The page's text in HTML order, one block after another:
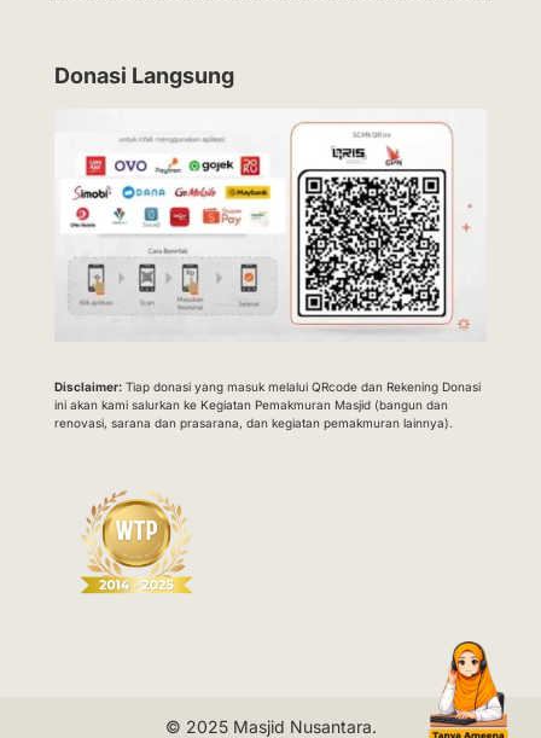
Donasi Langsung
Disclaimer:Tiap donasi yang masuk melalui QRcode dan Rekening Donasi
ini akan kami salurkan ke Kegiatan Pemakmuran Masjid (bangun dan
renovasi, sarana dan prasarana, dan kegiatan pemakmuran lainnya).
© 2025 Masjid Nusantara.